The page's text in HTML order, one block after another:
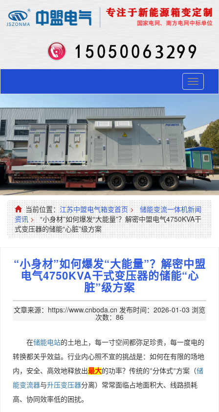
Toggle
当前位置：江苏中盟电气箱变首页 >
储能变流一体机新闻
资讯 > “小身材”如何爆发“大能量”？解密中盟电气4750KVA干
式变压器的储能“心脏”级方案
“小身材”如何爆发“大能量”？解密中盟
电气4750KVA干式变压器的储能“心
脏”级方案
文章来源：https://www.cnboda.cn 发布时间：2026-01-03 浏览
次数：86
在储能电站的土地上，每一寸空间都弥足珍贵，每一度电的
转换都关乎效益。行业内心照不宣的挑战是：如何在有限的场地
内，安全、高效地释放出最大的功率？传统的“分体式”方案（储
能变流器与升压变压器分离）常常面临占地面积大、线路损耗
高、协同效率低的困扰。